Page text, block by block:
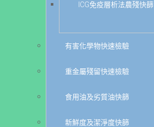
ICG免疫層析法農殘快篩
有害化學物快速檢驗
重金屬殘留快速檢驗
食用油及劣質油快篩
新鮮度及潔淨度快篩